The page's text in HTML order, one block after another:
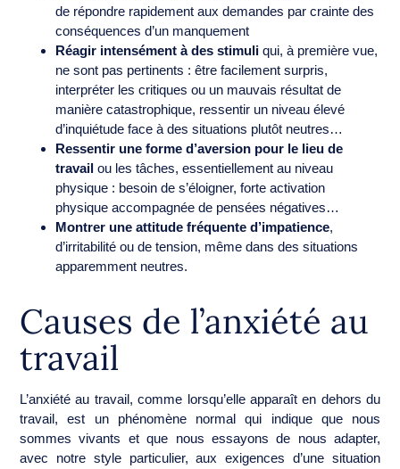
de répondre rapidement aux demandes par crainte des
conséquences d’un manquement
Réagir intensément à des stimuli qui, à première vue,
ne sont pas pertinents : être facilement surpris,
interpréter les critiques ou un mauvais résultat de
manière catastrophique, ressentir un niveau élevé
d’inquiétude face à des situations plutôt neutres…
Ressentir une forme d’aversion pour le lieu de
travail ou les tâches, essentiellement au niveau
physique : besoin de s’éloigner, forte activation
physique accompagnée de pensées négatives…
Montrer une attitude fréquente d’impatience,
d’irritabilité ou de tension, même dans des situations
apparemment neutres.
Causes de l’anxiété au
travail
L’anxiété au travail, comme lorsqu’elle apparaît en dehors du
travail, est un phénomène normal qui indique que nous
sommes vivants et que nous essayons de nous adapter,
avec notre style particulier, aux exigences d’une situation